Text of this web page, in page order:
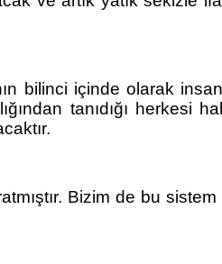
bilinci içinde olarak
tanıdığı herkesi
Bizim de bu